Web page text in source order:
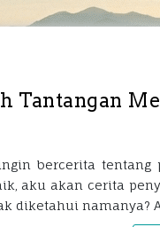
Tantangan
bercerita
aku akan cerita
diketahui namanya?